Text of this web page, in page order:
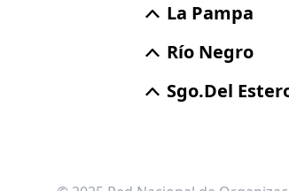
La Pampa
Río Negro
Sgo.del